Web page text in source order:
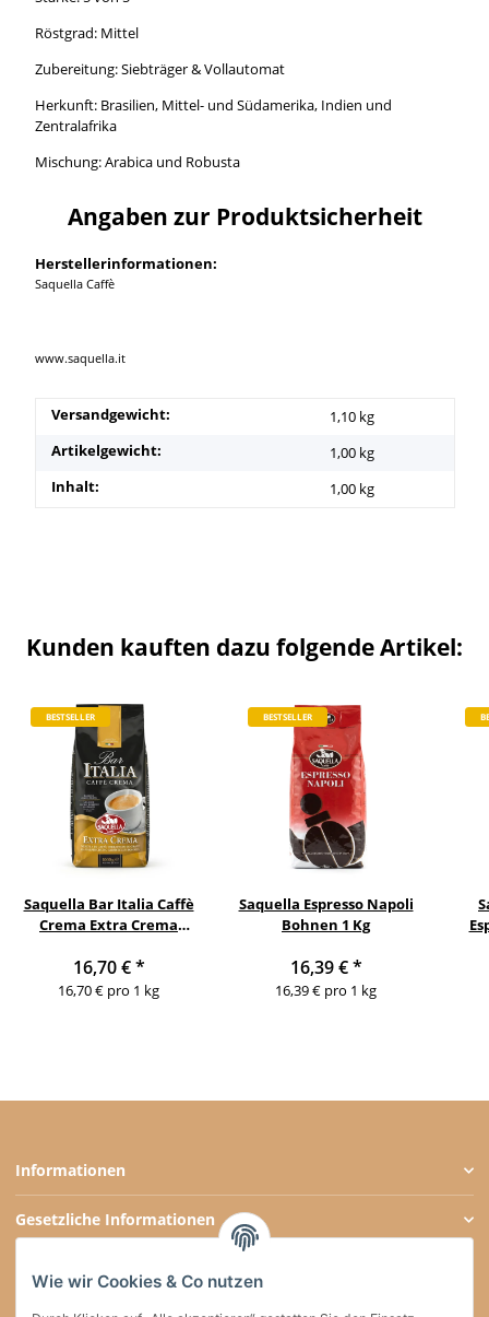
Röstgrad: Mittel
Zubereitung: Siebträger & Vollautomat
Herkunft: Brasilien, Mittel- und Südamerika, Indien und
Zentralafrika
Mischung: Arabica und Robusta
Angaben zur Produktsicherheit
Herstellerinformationen:
Saquella Caffè
www.saquella.it
Versandgewicht:
1,10 kg
Artikelgewicht:
1,00 kg
Inhalt:
1,00 kg
Kunden kauften dazu folgende Artikel:
BESTSELLER
Saquella Bar Italia Caffè
Crema Extra Crema
16,70 €*
16,70 € pro 1 kg
BESTSELLER
Saquella Espresso Napoli
Bohnen 1 Kg
16,39 €*
16,39 € pro 1 kg
Informationen
Gesetzliche Informationen
Wie wir Cookies & Co nutzen